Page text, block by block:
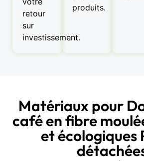
retour
sur
investissement.
produits.
Matériaux pour
café en fibre
et écologiques